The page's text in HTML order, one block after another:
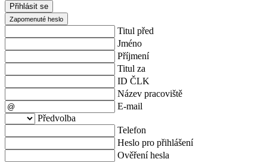
Přihlásit se
Zapomenuté heslo
Titul před
Jméno
Příjmení
Titul za
ID ČLK
Název pracoviště
E-mail
Předvolba
Telefon
Heslo pro přihlášení
Ověření hesla